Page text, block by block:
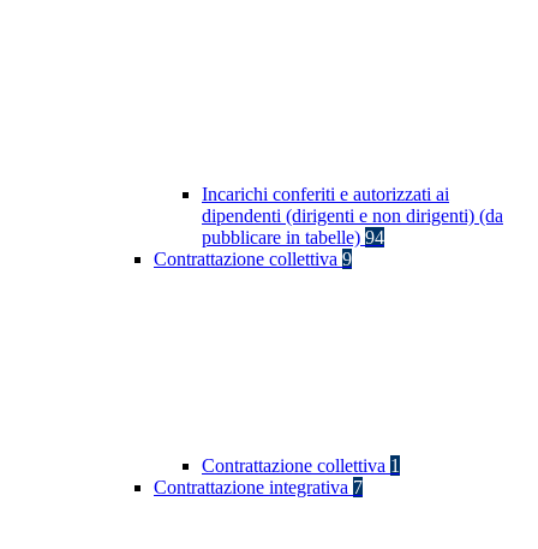
Incarichi conferiti e autorizzati ai
dipendenti (dirigenti e non dirigenti) (da
pubblicare in tabelle) 94
Contrattazione collettiva 9
Contrattazione collettiva 1
Contrattazione integrativa 7